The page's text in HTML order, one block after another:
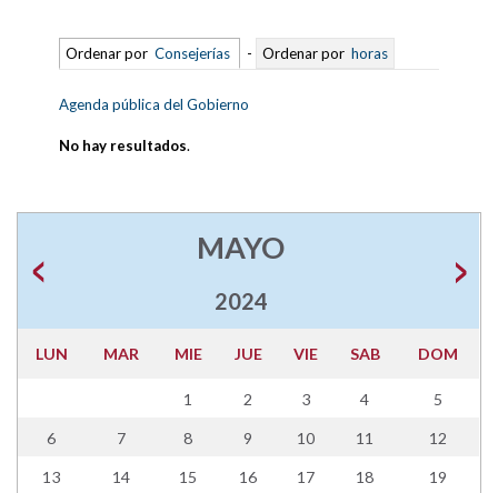
Ordenar por Consejerías - Ordenar por horas
Agenda pública del Gobierno
No hay resultados.
MAYO
2024
LUN MAR MIE JUE VIE SAB DOM
1 2 3 4 5
6 7 8 9 10 11 12
13 14 15 16 17 18 19